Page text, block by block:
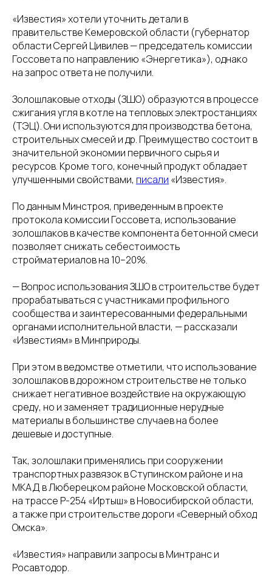
«Известия» хотели уточнить детали в
правительстве Кемеровской области (губернатор
области Сергей Цивилев — председатель комиссии
Госсовета по направлению «Энергетика»), однако
на запрос ответа не получили.
Золошлаковые отходы (ЗШО) образуются в процессе
сжигания угля в котле на тепловых электростанциях
(ТЭЦ). Они используются для производства бетона,
строительных смесей и др. Преимущество состоит в
значительной экономии первичного сырья и
ресурсов. Кроме того, конечный продукт обладает
улучшенными свойствами, писали «Известия».
По данным Минстроя, приведенным в проекте
протокола комиссии Госсовета, использование
золошлаков в качестве компонента бетонной смеси
позволяет снижать себестоимость
стройматериалов на 10–20%.
— Вопрос использования ЗШО в строительстве будет
прорабатываться с участниками профильного
сообщества и заинтересованными федеральными
органами исполнительной власти, — рассказали
«Известиям» в Минприроды.
При этом в ведомстве отметили, что использование
золошлаков в дорожном строительстве не только
снижает негативное воздействие на окружающую
среду, но и заменяет традиционные нерудные
материалы в большинстве случаев на более
дешевые и доступные.
Так, золошлаки применялись при сооружении
транспортных развязок в Ступинском районе и на
МКАД в Люберецком районе Московской области,
на трассе Р-254 «Иртыш» в Новосибирской области,
а также при строительстве дороги «Северный обход
Омска».
«Известия» направили запросы в Минтранс и
Росавтодор.